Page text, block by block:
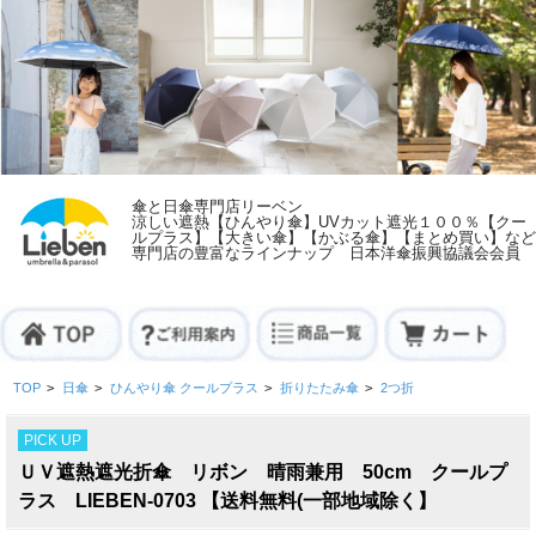
傘と日傘専門店リーベン
涼しい遮熱【ひんやり傘】UVカット遮光１００％【クー
ルプラス】【大きい傘】【かぶる傘】【まとめ買い】など
専門店の豊富なラインナップ 日本洋傘振興協議会会員
TOP > 日傘 > ひんやり傘 クールプラス > 折りたたみ傘 > 2つ折
PICK UP
ＵＶ遮熱遮光折傘 リボン 晴雨兼用 50cm クールプ
ラス LIEBEN-0703 【送料無料(一部地域除く】